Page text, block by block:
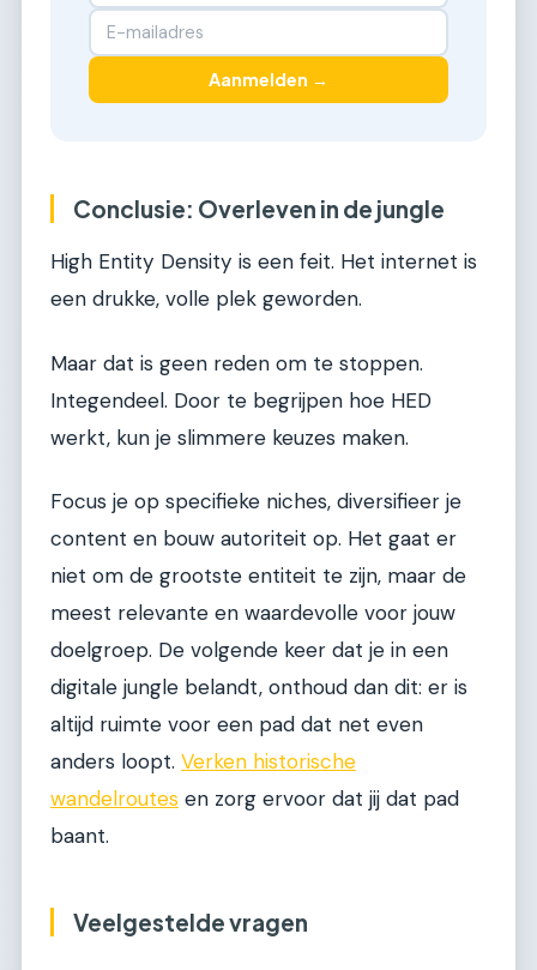
Aanmelden →
Conclusie: Overleven in de jungle
High Entity Density is een feit. Het internet is
een drukke, volle plek geworden.
Maar dat is geen reden om te stoppen.
Integendeel. Door te begrijpen hoe HED
werkt, kun je slimmere keuzes maken.
Focus je op specifieke niches, diversifieer je
content en bouw autoriteit op. Het gaat er
niet om de grootste entiteit te zijn, maar de
meest relevante en waardevolle voor jouw
doelgroep. De volgende keer dat je in een
digitale jungle belandt, onthoud dan dit: er is
altijd ruimte voor een pad dat net even
anders loopt. Verken historische
wandelroutes en zorg ervoor dat jij dat pad
baant.
Veelgestelde vragen